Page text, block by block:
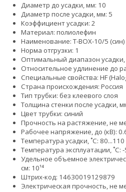
Диаметр до усадки, мм: 10
Диаметр после усадки, мм: 5
Коэффициент усадки: 2
Материал: полиолефин
Наименование: Т-BOX-10/5 (син)
Норма отгрузки: 1
Оптимальный диапазон
Относительное удлинение до
Специальные свойства: HF
Страна происхождения: Россия
Тип трубки: без клеевого слоя
Толщина стенки после усадки,
Цвет трубки: синий
Прочность на растяжение, не
Рабочее напряжение, до (кВ):
Температура усадки, ˚С: 80...110
Температура эксплуатации, ˚С:
Удельное объемное
см: 10¹⁴
Штрих-код: 14630019129879
Электрическая прочность, не